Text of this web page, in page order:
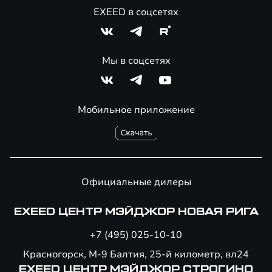
Мобильное приложение
EXEED в соцсетях
Мы в соцсетях
Официальные дилеры
EXEED ЦЕНТР МЭЙДЖОР НОВАЯ РИГА
+7 (495) 025-10-10
Красногорск, М-9 Балтия, 25-й километр, вл24
EXEED ЦЕНТР МЭЙДЖОР СТРОГИНО